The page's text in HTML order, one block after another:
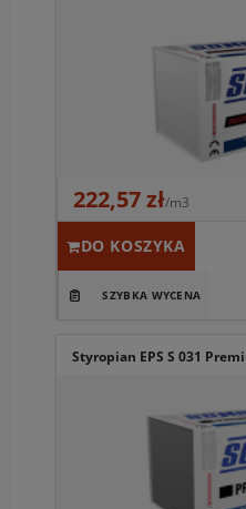
222,57 zł/m3
DO KOSZYKA
Styropian EPS S 031